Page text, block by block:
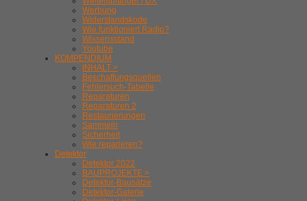
Werbung
Widerstandskode
Wie funktioniert Radio?
Wissensstand
Youtube
KOMPENDIUM
INHALT >
Beschaffungsquellen
Fehlersuch-Tabelle
Reparaturen
Reparaturen 2
Restaurierungen
Sammeln
Sicherheit
Wie reparieren?
Detektor
Detektor 2022
BAUPROJEKTE >
Detektor-Bausätze
Detektor-Galerie